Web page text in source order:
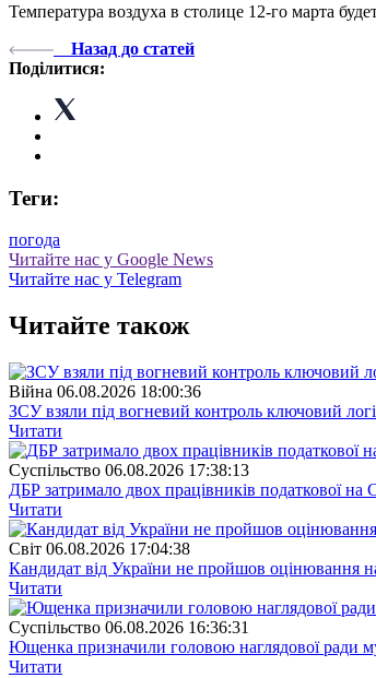
Температура воздуха в столице 12-го марта
Назад до статей
Поділитися:
Теги:
погода
Читайте нас у Google News
Читайте нас у Telegram
Читайте також
Війна 06.08.2026 18:00:36
ЗСУ взяли під вогневий контроль ключовий
Читати
Суспiльство 06.08.2026 17:38:13
ДБР затримало двох працівників податкової
Читати
Свiт 06.08.2026 17:04:38
Кандидат від України не пройшов оцінювання
Читати
Суспiльство 06.08.2026 16:36:31
Ющенка призначили головою наглядової ради
Читати